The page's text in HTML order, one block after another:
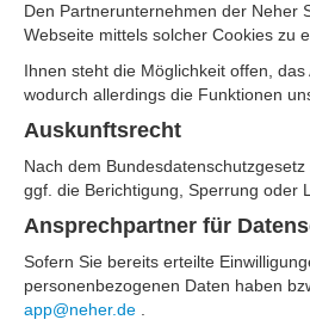
Den Partnerunternehmen der Neher
Webseite mittels solcher Cookies zu
Ihnen steht die Möglichkeit offen,
wodurch allerdings die Funktionen
Auskunftsrecht
Nach dem
ggf. die Berichtigung, Sperrung oder
Ansprechpartner für
Sofern Sie bereits erteilte
personenbezogenen Daten haben
app@neher.de